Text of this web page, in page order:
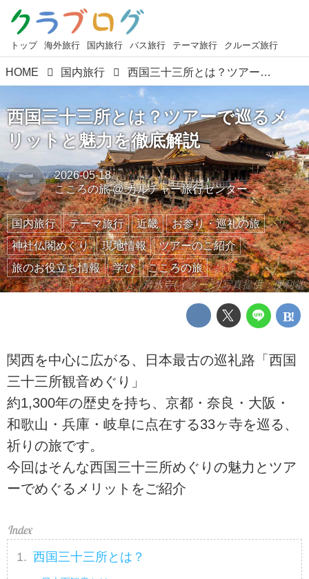
トップ 海外旅行 国内旅行 バス旅行 テーマ旅行 クルーズ旅行
HOME 国内旅行 西国三十三所とは？ツアーで巡るメリットと魅力を徹底解説
清水寺(イメージ/写真提供：便利堂
西国三十三所とは？ツアーで巡るメ
リットと魅力を徹底解説
こ
2026-05-18
こころの旅@カルチャー旅行センター
国内旅行 テーマ旅行 近畿
お参り・巡礼の旅
神社仏閣めぐり
現地情報
ツアーのご紹介
旅のお役立ち情報
学び こころの旅
関西を中心に広がる、日本最古の巡礼路「西国
三十三所観音めぐり」
約1,300年の歴史を持ち、京都・奈良・大阪・
和歌山・兵庫・岐阜に点在する33ヶ寺を巡る、
祈りの旅です。
今回はそんな西国三十三所めぐりの魅力とツア
ーでめぐるメリットをご紹介
西国三十三所とは？